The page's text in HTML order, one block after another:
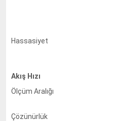
Hassasiyet
Akış Hızı
Ölçüm Aralığı
Çözünürlük